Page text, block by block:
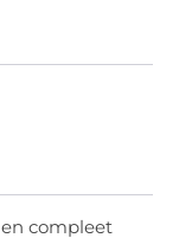
compleet